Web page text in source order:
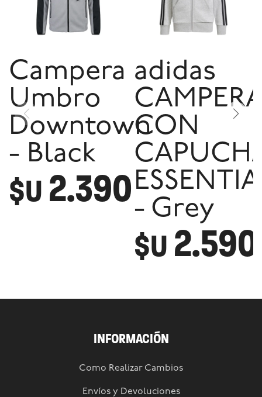
Campera
Umbro
Downtown
- Black
$U 2.390
adidas
CAMPERA
CON
- Grey
$U 2.590
INFORMACIÓN
Como Realizar Cambios
Envíos y Devoluciones